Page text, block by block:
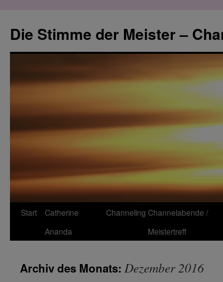
springen
Die Stimme der Meister –
Start
Catherine
Ananda
Channeling Channelabende /
Meistertreff
Archiv des Monats: Dezember 2016